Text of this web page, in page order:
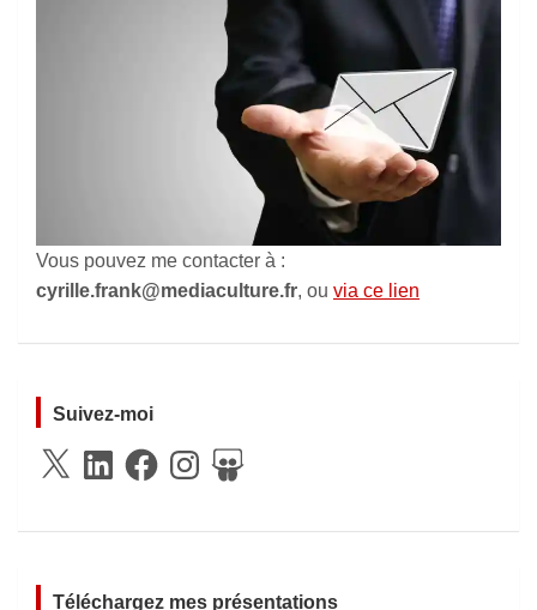
Vous pouvez me contacter à :
cyrille.frank@mediaculture.fr, ou via ce lien
Suivez-moi
X
LinkedInFacebookInstagramSlideShare
Téléchargez mes présentations